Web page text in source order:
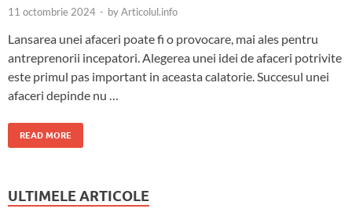
11 octombrie 2024 - byArticolul.info
Lansarea unei afaceri poate fi o provocare, mai ales pentru
antreprenorii incepatori. Alegerea unei idei de afaceri potrivite
este primul pas important in aceasta calatorie. Succesul unei
afaceri depinde nu …
READ MORE
ULTIMELE ARTICOLE